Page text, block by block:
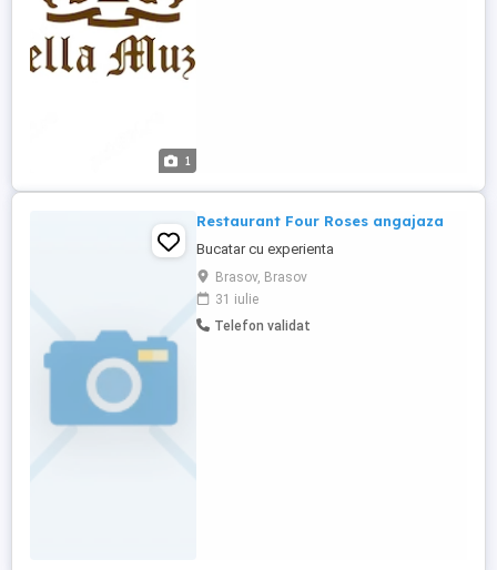
1
Restaurant Four Roses angajaza
Bucatar cu experienta
Brasov, Brasov
31 iulie
Telefon validat